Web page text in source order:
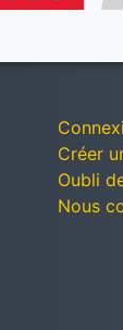
Créer
Oubli
Nous